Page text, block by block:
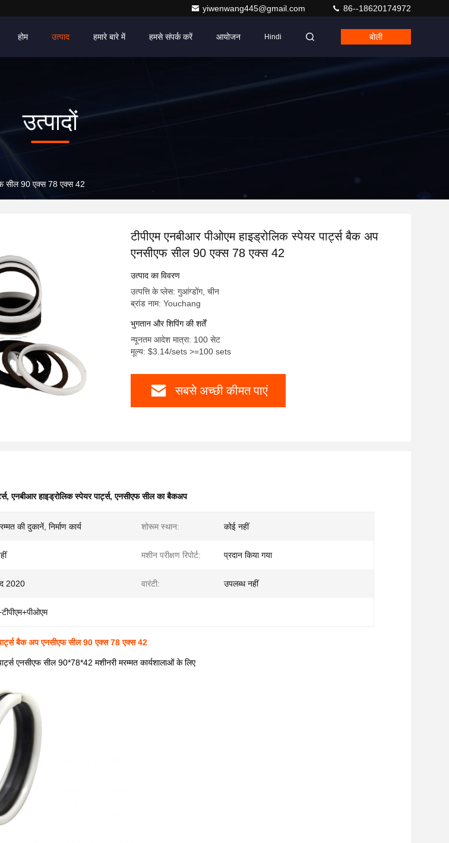
yiwenwang445@gmail.com 86--18620174972
होम उत्पाद हमारे बारे में हमसे संपर्क करें आयोजन Hindi बोली
उत्पादों
सील 90 एक्स 78 एक्स 42
टीपीएम एनबीआर पीओएम हाइड्रोलिक स्पेयर पार्ट्स बैक अप
एनसीएफ सील 90 एक्स 78 एक्स 42
उत्पाद का विवरण
उत्पत्ति के प्लेस: गुआंग्डोंग, चीन
ब्रांड नाम: Youchang
भुगतान और शिपिंग की शर्तें
न्यूनतम आदेश मात्रा: 100 सेट
मूल्य: $3.14/sets >=100 sets
सबसे अच्छी कीमत पाएं
,एनबीआर हाइड्रोलिक स्पेयर पार्ट्स,एनसीएफ सील का बैकअप
की दुकानें, निर्माण कार्य शोरूम स्थान: कोई नहीं
मशीन परीक्षण रिपोर्ट: प्रदान किया गया
2020 वारंटी: उपलब्ध नहीं
बैक अप एनसीएफ सील 90 एक्स 78 एक्स 42
एनसीएफ सील 90*78*42 मशीनरी मरम्मत कार्यशालाओं के लिए